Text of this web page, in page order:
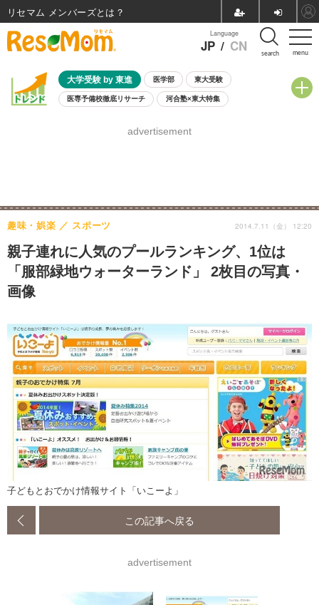
menu
Language
JP / CN search
大学受験 by 東進 医学部 東大受験
医専予備校徹底リサーチ 河合塾×東大特集
8月開催学校説明会・相談会
advertisement
親子連れに人気のプールランキング、1位は
「服部緑地ウォーターランド」 2枚目の写真・
画像
趣味・娯楽 スポーツ 2014.7.11（金） 12:20
子どもとおでかけ情報サイト「いこーよ」
この記事へ戻る
advertisement
リセマム メンバーズ